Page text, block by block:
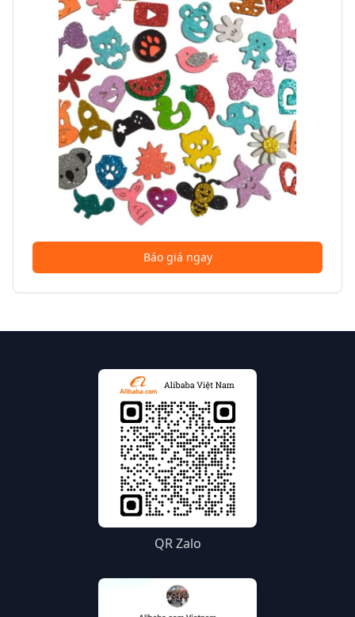
Báo giá ngay
QR Zalo